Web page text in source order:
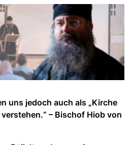
uns jedoch auch als „Kirche
– Bischof Hiob von